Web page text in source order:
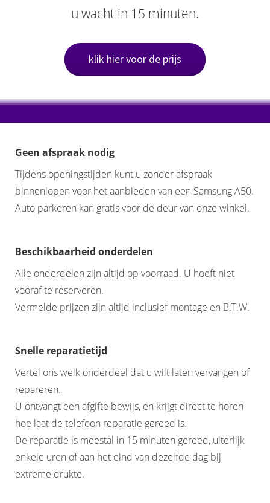
u wacht in 15 minuten.
klik hier voor de prijs
Geen afspraak nodig
Tijdens openingstijden kunt u zonder afspraak
binnenlopen voor het aanbieden van een Samsung A50.
Auto parkeren kan gratis voor de deur van onze winkel.
Beschikbaarheid onderdelen
Alle onderdelen zijn altijd op voorraad. U hoeft niet
vooraf te reserveren.
Vermelde prijzen zijn altijd inclusief montage en B.T.W.
Snelle reparatietijd
Vertel ons welk onderdeel dat u wilt laten vervangen of
repareren.
U ontvangt een afgifte bewijs, en krijgt direct te horen
hoe laat de telefoon reparatie gereed is.
De reparatie is meestal in 15 minuten gereed, uiterlijk
enkele uren of aan het eind van dezelfde dag bij
extreme drukte.